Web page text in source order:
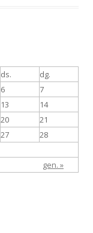
ds. dg.
gen. »
6
7
13
14
20
21
27
28